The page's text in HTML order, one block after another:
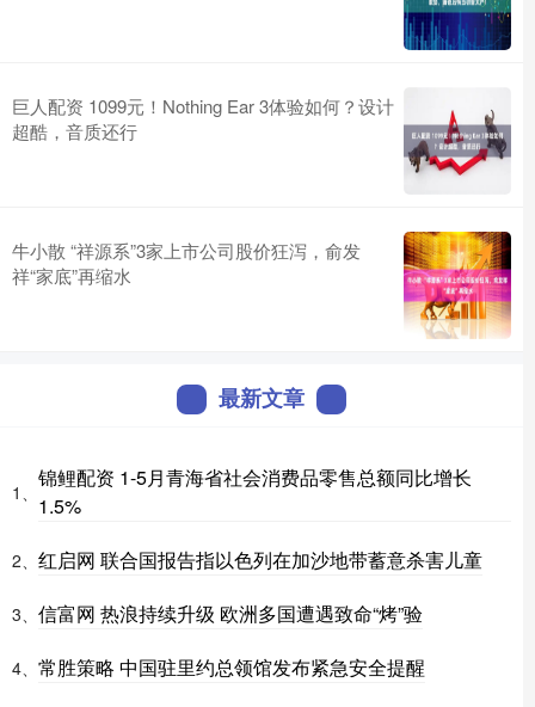
巨人配资 1099元！Nothing Ear 3体验如何？设计
超酷，音质还行
牛小散 “祥源系”3家上市公司股价狂泻，俞发
祥“家底”再缩水
最新文章
1、
锦鲤配资 1-5月青海省社会消费品零售总额同比增长
1.5%
2、 红启网 联合国报告指以色列在加沙地带蓄意杀害儿童
3、 信富网 热浪持续升级 欧洲多国遭遇致命“烤”验
4、 常胜策略 中国驻里约总领馆发布紧急安全提醒